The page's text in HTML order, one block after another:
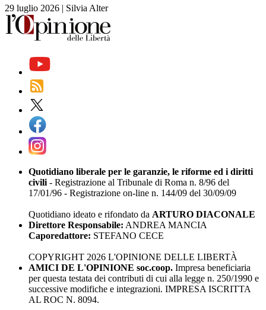
29 luglio 2026 | Silvia Alter
Quotidiano liberale per le garanzie, le riforme ed i diritti
civili - Registrazione al Tribunale di Roma n. 8/96 del
17/01/96 - Registrazione on-line n. 144/09 del 30/09/09
Quotidiano ideato e rifondato da ARTURO DIACONALE
Direttore Responsabile: ANDREA MANCIA
Caporedattore: STEFANO CECE
COPYRIGHT 2026 L'OPINIONE DELLE LIBERTÀ
AMICI DE L'OPINIONE soc.coop. Impresa beneficiaria
per questa testata dei contributi di cui alla legge n. 250/1990 e
successive modifiche e integrazioni. IMPRESA ISCRITTA
AL ROC N. 8094.